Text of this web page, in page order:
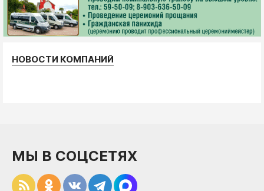
НОВОСТИ КОМПАНИЙ
МЫ В СОЦСЕТЯХ